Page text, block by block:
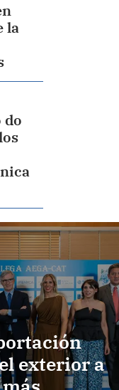
la
do
exterior a